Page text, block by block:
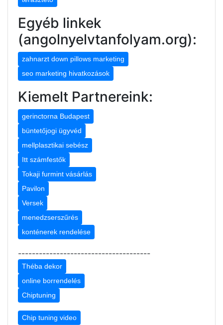
Egyéb linkek
(angolnyelvtanfolyam.org):
zahnarzt down pillows marketing
seo marketing hivatkozások
Kiemelt Partnereink:
gerinctorna Budapest
büntetőjogi ügyvéd
mellplasztikai sebész
Itt számfestők
Tokaji furmint vásárlás
Pavilon
Versek
menedzserszűrés
konténerek rendelése
--------------------------------------
Théba dekor
online borrendelés
Chiptuning
Chip tuning video